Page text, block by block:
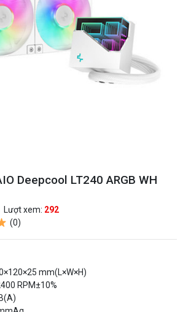
Deepcool LT240 ARGB WH
Lượt xem: 292
(0)
mm(L×W×H)
RPM±10%